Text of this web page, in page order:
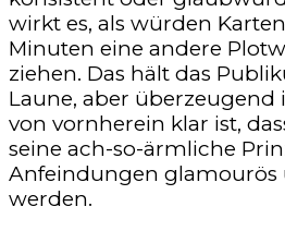
wirkt es, als würden
Minuten eine andere
ziehen. Das hält das
Laune, aber überzeugend
von vornherein klar ist,
seine ach-so-ärmliche
Anfeindungen glamourös
werden.